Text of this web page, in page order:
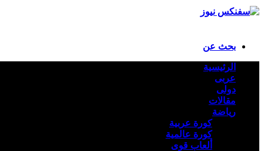
بحث عن
الرئيسية
عربى
دولى
مقالات
رياضة
كورة عربية
كورة عالمية
ألعاب قوى